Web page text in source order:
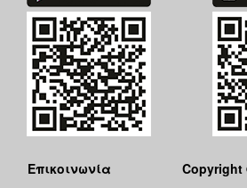
Επικοινωνία
Copyright